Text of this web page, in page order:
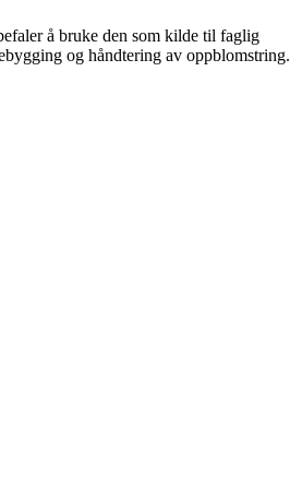
å bruke den som kilde til faglig
og håndtering av oppblomstring.